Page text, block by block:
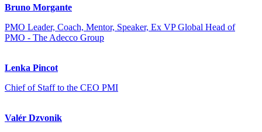
Bruno Morgante
PMO Leader, Coach, Mentor, Speaker, Ex VP Global Head of
PMO - The Adecco Group
Lenka Pincot
Chief of Staff to the CEO PMI
Valér Dzvonik